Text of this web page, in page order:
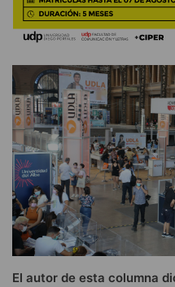
El autor de esta columna